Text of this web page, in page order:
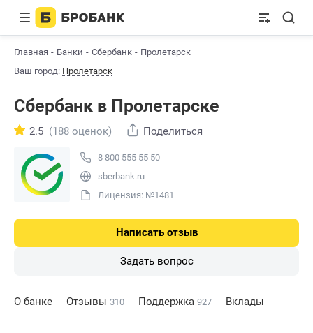
Главная Банки Сбербанк
Пролетарск
Ваш город: Пролетарск
Сбербанк в Пролетарске
8 800 555 55 50
sberbank.ru
Лицензия: №1481
2.5 (188 оценок) Поделиться
Написать отзыв
Задать вопрос
О банке Отзывы 310 Поддержка 927 Вклады